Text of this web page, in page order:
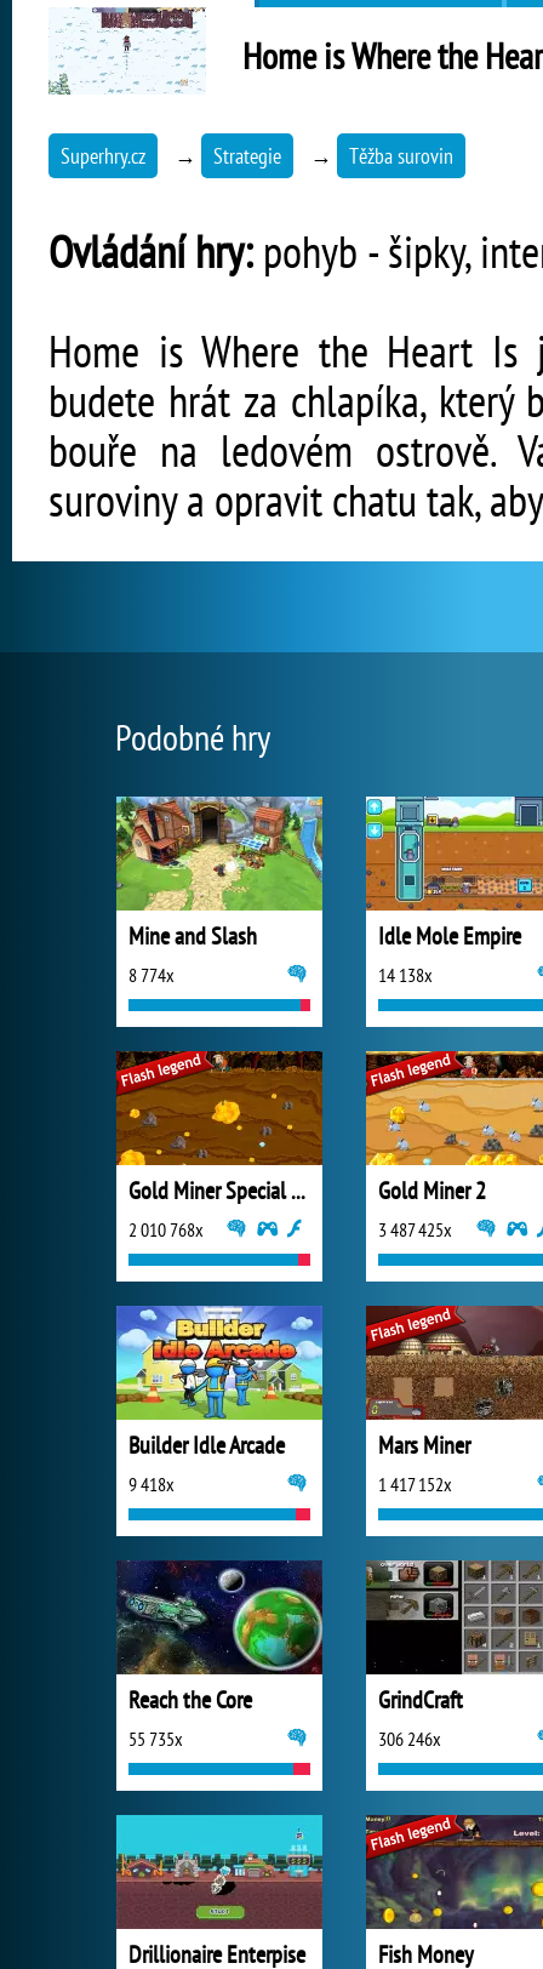
Home is Where the
Superhry.cz → Strategie → Těžba surovin
Ovládání hry: pohyb - šipky,
Home is Where the Heart Is
budete hrát za chlapíka, který
bouře na ledovém ostrově.
suroviny a opravit chatu tak,
Podobné hry
Mine and Slash
8 774x
Idle Mole Empire
14 138x
Gold Miner Special Edition
2 010 768x
Gold Miner 2
3 487 425x
Builder Idle Arcade
9 418x
Mars Miner
1 417 152x
Reach the Core
55 735x
GrindCraft
306 246x
Drillionaire Enterpise Fish Money